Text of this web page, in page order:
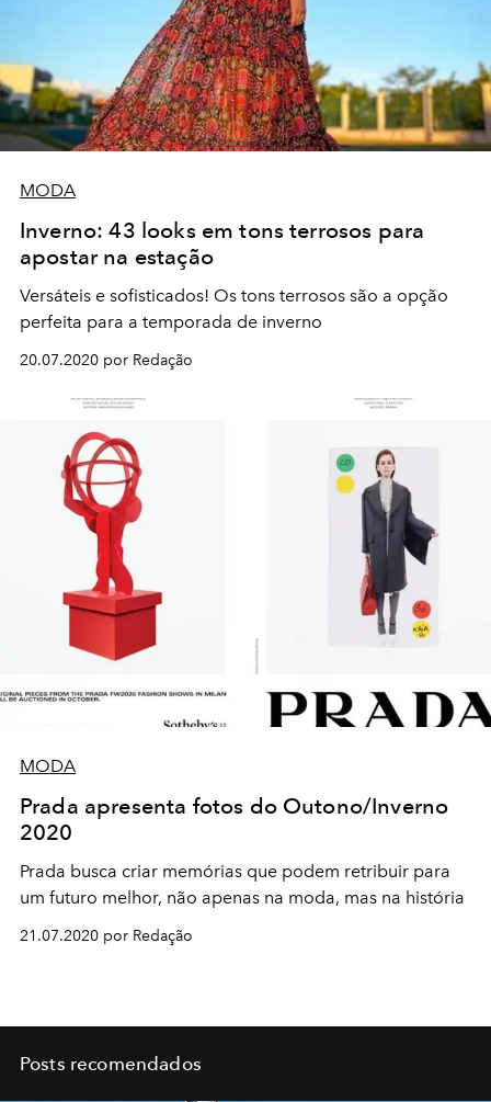
MODA
Inverno: 43 looks em tons terrosos para
apostar na estação
Versáteis e sofisticados! Os tons terrosos são a opção
perfeita para a temporada de inverno
20.07.2020 por Redação
MODA
Prada apresenta fotos do Outono/Inverno
2020
Prada busca criar memórias que podem retribuir para
um futuro melhor, não apenas na moda, mas na história
21.07.2020 por Redação
Posts recomendados